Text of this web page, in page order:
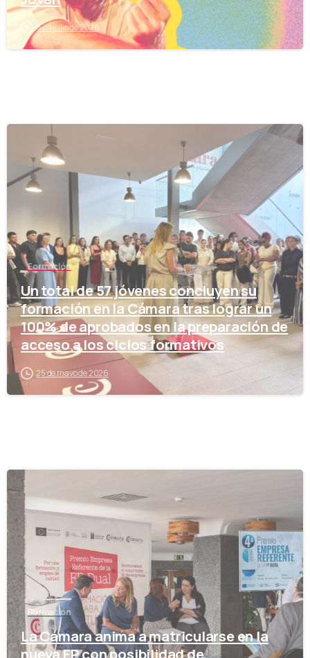
8 de julio de 2026
Formación
Un total de 57 jóvenes concluyen su
formación en la Cámara tras lograr un
100% de aprobados en la preparación de
acceso a los ciclos formativos
25 de mayo de 2026
Formación
La Cámara anima a matricularse en la
nueva FP con posibilidad de